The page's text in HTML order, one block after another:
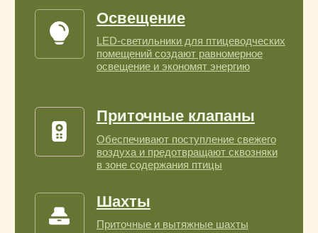
элементы и оборудование от осадков
и порывов ветра
Комплектующие и дополнительные
элементы для вентиляционных
Разное
брендамиоборудования
для агробизнеса
Наши партнеры